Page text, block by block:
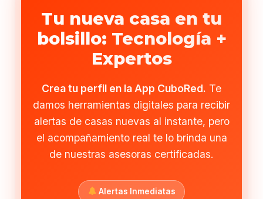
Tu nueva casa en tu
bolsillo: Tecnología +
Expertos
Crea tu perfil en la App CuboRed. Te
damos herramientas digitales para recibir
alertas de casas nuevas al instante, pero
el acompañamiento real te lo brinda una
de nuestras asesoras certificadas.
Alertas Inmediatas